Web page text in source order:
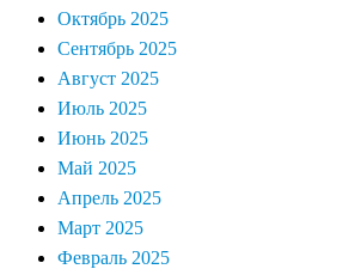
Октябрь 2025
Сентябрь 2025
Август 2025
Июль 2025
Июнь 2025
Май 2025
Апрель 2025
Март 2025
Февраль 2025